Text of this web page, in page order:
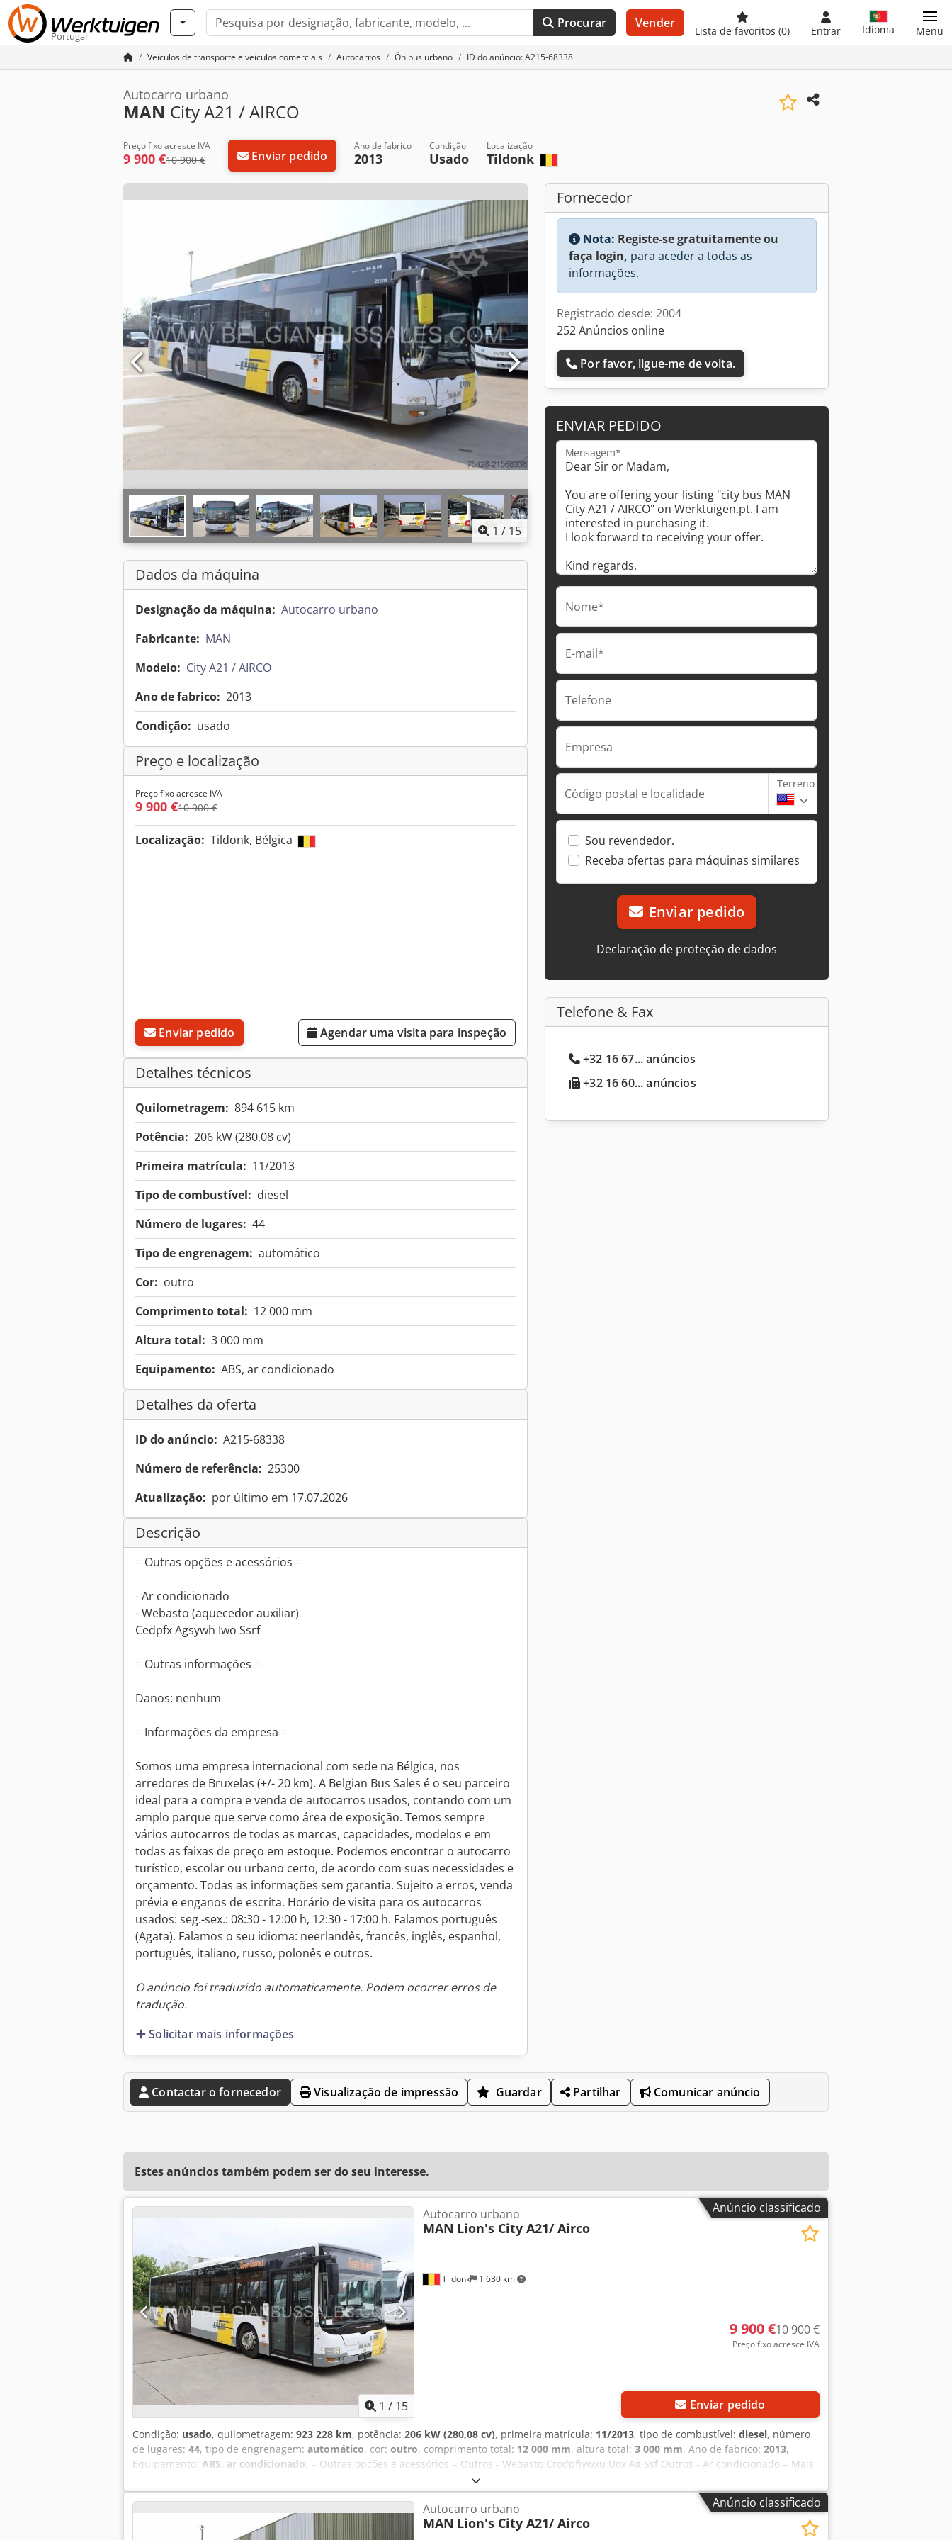
Portugal
Procurar Vender
Lista de favoritos (0) Entrar Idioma Menu
Veículos de transporte e veículos comerciais Autocarros Ônibus urbano ID do anúncio: A215-68338
Autocarro urbano
MAN City A21 / AIRCO
Preço fixo acresce IVA
9 900 €10 900 € Enviar pedido
Ano de fabrico
2013
Condição
Usado
Localização
Tildonk
1 / 15
Dados da máquina
Designação da máquina: Autocarro urbano
Fabricante: MAN
Modelo: City A21 / AIRCO
Ano de fabrico: 2013
Condição: usado
Preço e localização
Preço fixo acresce IVA
9 900 €10 900 €
Localização: Tildonk, Bélgica
Enviar pedido Agendar uma visita para inspeção
Detalhes técnicos
Quilometragem: 894 615 km
Potência: 206 kW (280,08 cv)
Primeira matrícula: 11/2013
Tipo de combustível: diesel
Número de lugares: 44
Tipo de engrenagem: automático
Cor: outro
Comprimento total: 12 000 mm
Altura total: 3 000 mm
Equipamento: ABS, ar condicionado
Detalhes da oferta
ID do anúncio: A215-68338
Número de referência: 25300
Atualização: por último em 17.07.2026
Descrição
= Outras opções e acessórios =
- Ar condicionado
- Webasto (aquecedor auxiliar)
Cedpfx Agsywh Iwo Ssrf
= Outras informações =
Danos: nenhum
= Informações da empresa =
Somos uma empresa internacional com sede na Bélgica, nos
arredores de Bruxelas (+/- 20 km). A Belgian Bus Sales é o seu parceiro
ideal para a compra e venda de autocarros usados, contando com um
amplo parque que serve como área de exposição. Temos sempre
vários autocarros de todas as marcas, capacidades, modelos e em
todas as faixas de preço em estoque. Podemos encontrar o autocarro
turístico, escolar ou urbano certo, de acordo com suas necessidades e
orçamento. Todas as informações sem garantia. Sujeito a erros, venda
prévia e enganos de escrita. Horário de visita para os autocarros
usados: seg.-sex.: 08:30 - 12:00 h, 12:30 - 17:00 h. Falamos português
(Agata). Falamos o seu idioma: neerlandês, francês, inglês, espanhol,
português, italiano, russo, polonês e outros.
O anúncio foi traduzido automaticamente. Podem ocorrer erros de
tradução.
Solicitar mais informações
Fornecedor
Nota: Registe-se gratuitamente ou
faça login, para aceder a todas as
informações.
Registrado desde: 2004
252 Anúncios online
Por favor, ligue-me de volta.
ENVIAR PEDIDO
Mensagem*
Nome*
E-mail*
Telefone
Empresa
Código postal e localidade
Terreno
Sou revendedor.
Receba ofertas para máquinas similares
Enviar pedido
Declaração de proteção de dados
Telefone & Fax
+32 16 67... anúncios
+32 16 60... anúncios
Contactar o fornecedor Visualização de impressão Guardar Partilhar Comunicar anúncio
Estes anúncios também podem ser do seu interesse.
Anúncio classificado
1 / 15
Tildonk 1 630 km
Autocarro urbano
MAN Lion's City A21/ Airco
9 900 €10 900 €
Preço fixo acresce IVA
Enviar pedido
Condição: usado, quilometragem: 923 228 km, potência: 206 kW (280,08 cv), primeira matrícula: 11/2013, tipo de combustível: diesel, número
de lugares: 44, tipo de engrenagem: automático, cor: outro, comprimento total: 12 000 mm, altura total: 3 000 mm, Ano de fabrico: 2013,
Equipamento: ABS, ar condicionado, = Outras opções e acessórios = Outros - Webasto Crodpfjywxu Uox Ag Ssf Outros - Ar condicionado = Mais
informações = Danos: nenhum = Informações da empresa = Somos uma empresa internacional com sede na Bélgica, nos arredores de Bruxelas
(+/-20 km). A Belgian Bus Sales é o seu parceiro ideal para a compra e venda de autocarros usados e dispõe de um amplo parque de
estacionamento que serve como área de exposição. Temos sempre em stock um grande número de autocarros de todas as marcas,
capacidades, modelos e em todos os níveis de preço. Podemos encontrar o autocarro turístico, escolar ou de linha certo para si, que se adapte
Anúncio classificado
Autocarro urbano
MAN Lion's City A21/ Airco